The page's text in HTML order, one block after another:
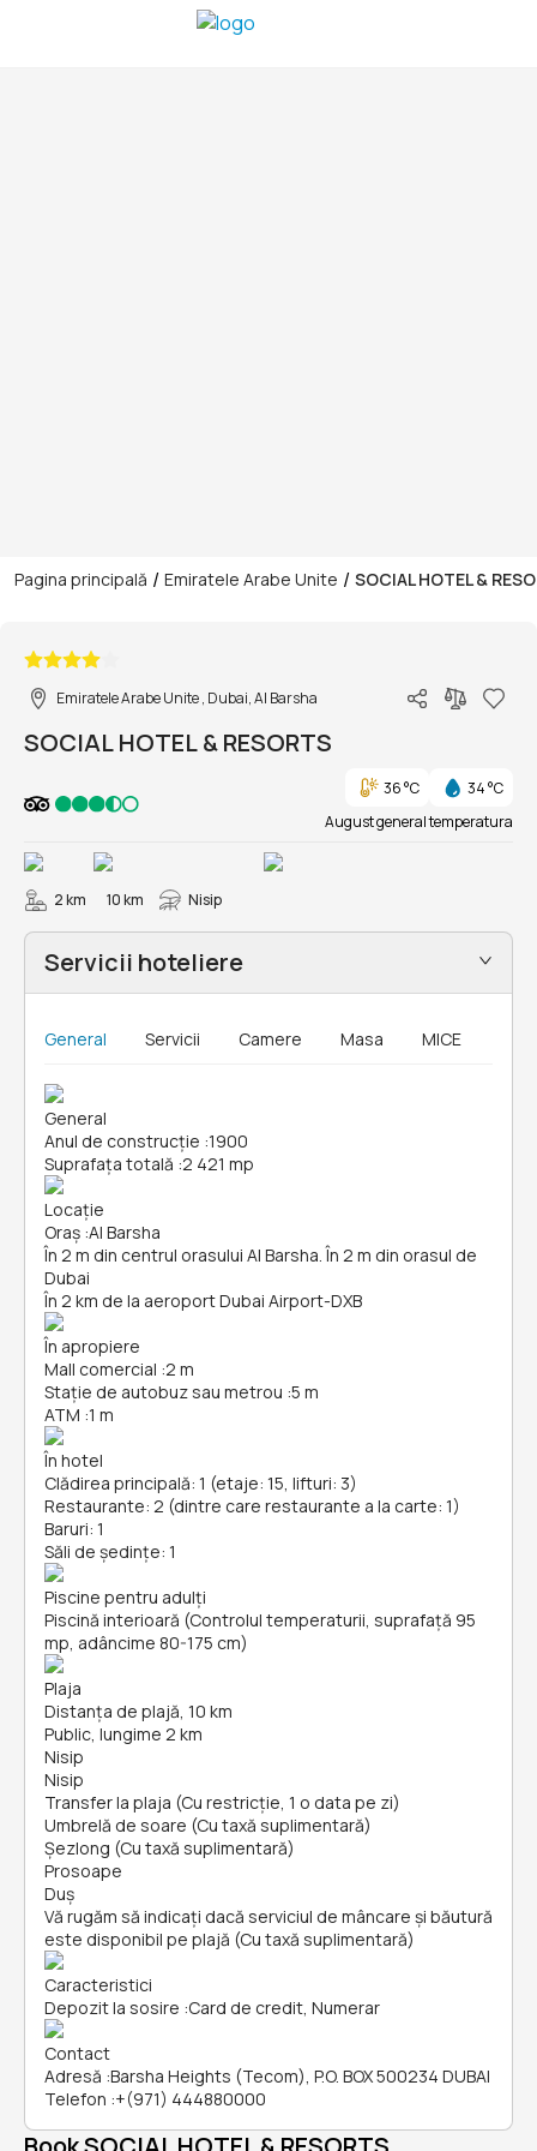
Pagina principală / Emiratele Arabe Unite / SOCIAL HOTEL &
Emiratele Arabe Unite , Dubai, Al Barsha
SOCIAL HOTEL & RESORTS
36 °C
34 °C
August general temperatura
2 km 10 km Nisip
Servicii hoteliere
General Servicii Camere Masa MICE
General
Anul de construcție :1900
Suprafața totală :2 421 mp
Locație
Oraș :Al Barsha
În 2 m din centrul orasului Al Barsha. În 2 m din orasul de
Dubai
În 2 km de la aeroport Dubai Airport-DXB
În apropiere
Mall comercial :2 m
Stație de autobuz sau metrou :5 m
ATM :1 m
În hotel
Clădirea principală: 1 (etaje: 15, lifturi: 3)
Restaurante: 2 (dintre care restaurante a la carte: 1)
Baruri: 1
Săli de ședințe: 1
Piscine pentru adulți
Piscină interioară (Controlul temperaturii, suprafață 95
mp, adâncime 80-175 cm)
Plaja
Distanța de plajă, 10 km
Public, lungime 2 km
Nisip
Nisip
Transfer la plaja (Cu restricție, 1 o data pe zi)
Umbrelă de soare (Cu taxă suplimentară)
Șezlong (Cu taxă suplimentară)
Prosoape
Duș
Vă rugăm să indicați dacă serviciul de mâncare și băutură
este disponibil pe plajă (Cu taxă suplimentară)
Caracteristici
Depozit la sosire :Card de credit, Numerar
Contact
Adresă :Barsha Heights (Tecom), P.O. BOX 500234 DUBAI
Telefon :+(971) 444880000